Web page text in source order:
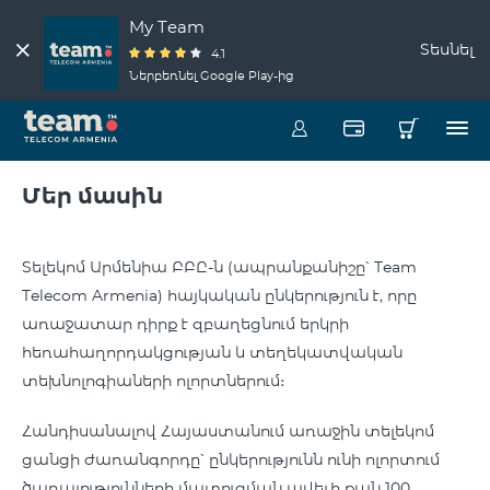
My Team
4.1
Ներբեռնել Google Play-ից
Տեսնել
Մեր մասին
Տելեկոմ Արմենիա ԲԲԸ-ն (ապրանքանիշը՝ Team
Telecom Armenia) հայկական ընկերություն է, որը
առաջատար դիրք է զբաղեցնում երկրի
հեռահաղորդակցության և տեղեկատվական
տեխնոլոգիաների ոլորտներում։
Հանդիսանալով Հայաստանում առաջին տելեկոմ
ցանցի ժառանգորդը՝ ընկերությունն ունի ոլորտում